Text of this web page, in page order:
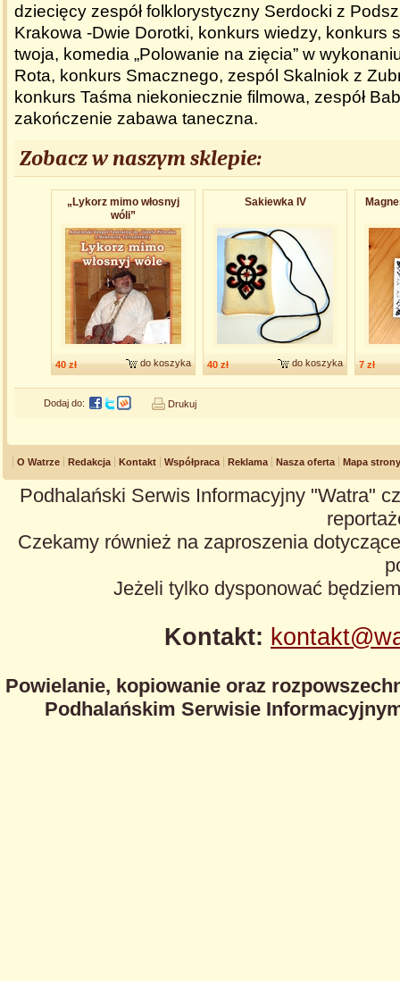
dziecięcy zespół folklorystyczny Serdocki z
Krakowa -Dwie Dorotki, konkurs wiedzy, konkurs
twoja, komedia „Polowanie na zięcia” w
Rota, konkurs Smacznego, zespól Skalniok z
konkurs Taśma niekoniecznie filmowa, zespół
zakończenie zabawa taneczna.
Zobacz w naszym sklepie:
„Lykorz mimo włosnyj
wóli”
40 zł do koszyka
Sakiewka IV
40 zł do koszyka 7 zł
Dodaj do: Drukuj
O Watrze Redakcja Kontakt Współpraca Reklama Nasza oferta Mapa strony
Podhalański Serwis Informacyjny "Watra"
Czekamy również na zaproszenia
Jeżeli tylko dysponować
Kontakt:
Powielanie, kopiowanie oraz
Podhalańskim Serwisie